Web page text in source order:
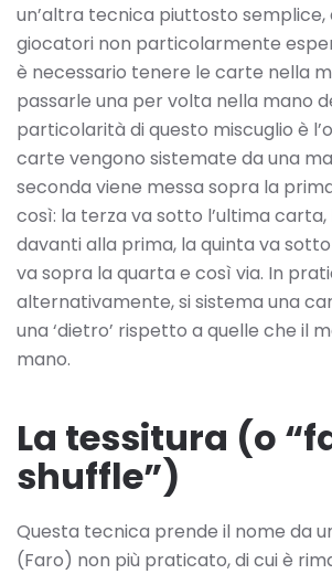
un’altra tecnica piuttosto
giocatori non particolarmente
è necessario tenere le carte nella
passarle una per volta nella mano
particolarità di questo miscuglio è
carte vengono sistemate da una
seconda viene messa sopra la
così: la terza va sotto l’ultima
davanti alla prima, la quinta va sotto
va sopra la quarta e così via. In
alternativamente, si sistema una
una ‘dietro’ rispetto a quelle che il
mano.
La tessitura (o
shuffle”)
Questa tecnica prende il nome da
(Faro) non più praticato, di cui è